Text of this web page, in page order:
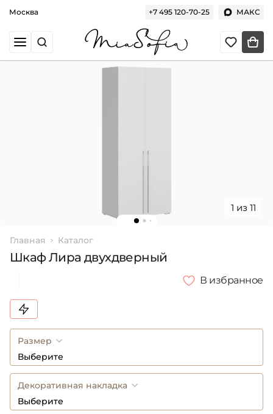
Москва +7 495 120-70-25 МАКС
1 из 11
Главная Каталог
Шкаф Лира двухдверный
В избранное
Размер
Выберите
Декоративная накладка
Выберите